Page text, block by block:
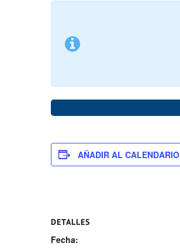
AÑADIR AL CALENDARIO
DETALLES
Fecha: